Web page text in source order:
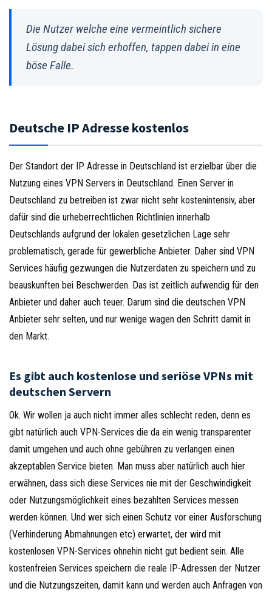
Die Nutzer welche eine vermeintlich sichere
Lösung dabei sich erhoffen, tappen dabei in eine
böse Falle.
Deutsche IP Adresse kostenlos
Der Standort der IP Adresse in Deutschland ist erzielbar über die
Nutzung eines VPN Servers in Deutschland. Einen Server in
Deutschland zu betreiben ist zwar nicht sehr kostenintensiv, aber
dafür sind die urheberrechtlichen Richtlinien innerhalb
Deutschlands aufgrund der lokalen gesetzlichen Lage sehr
problematisch, gerade für gewerbliche Anbieter. Daher sind VPN
Services häufig gezwungen die Nutzerdaten zu speichern und zu
beauskunften bei Beschwerden. Das ist zeitlich aufwendig für den
Anbieter und daher auch teuer. Darum sind die deutschen VPN
Anbieter sehr selten, und nur wenige wagen den Schritt damit in
den Markt.
Es gibt auch kostenlose und seriöse VPNs mit
deutschen Servern
Ok. Wir wollen ja auch nicht immer alles schlecht reden, denn es
gibt natürlich auch VPN-Services die da ein wenig transparenter
damit umgehen und auch ohne gebühren zu verlangen einen
akzeptablen Service bieten. Man muss aber natürlich auch hier
erwähnen, dass sich diese Services nie mit der Geschwindigkeit
oder Nutzungsmöglichkeit eines bezahlten Services messen
werden können. Und wer sich einen Schutz vor einer Ausforschung
(Verhinderung Abmahnungen etc) erwartet, der wird mit
kostenlosen VPN-Services ohnehin nicht gut bedient sein. Alle
kostenfreien Services speichern die reale IP-Adressen der Nutzer
und die Nutzungszeiten, damit kann und werden auch Anfragen von